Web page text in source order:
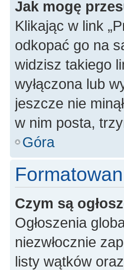
Jak mogę
Klikając w link
odkopać go na
widzisz takiego
wyłączona lub
jeszcze nie
w nim posta,
Góra
Czym są
Ogłoszenia
niezwłocznie
listy wątków